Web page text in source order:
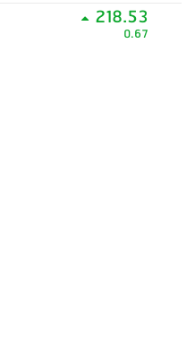
218.53
0.67